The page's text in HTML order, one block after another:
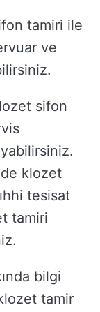
tamiri ile
ve
sifon
klozet
tesisat
tamiri
bilgi
tamir